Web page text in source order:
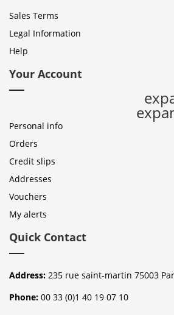
Sales Terms
Legal Information
Help
Your Account
Personal info
Orders
Credit slips
Addresses
Vouchers
My alerts
Quick Contact
Address: 235 rue saint-martin 75003
Phone: 00 33 (0)1 40 19 07 10